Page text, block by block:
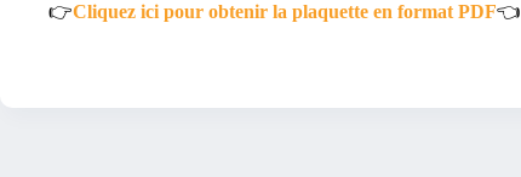
👉Cliquez ici pour obtenir la plaquette en format PDF👈